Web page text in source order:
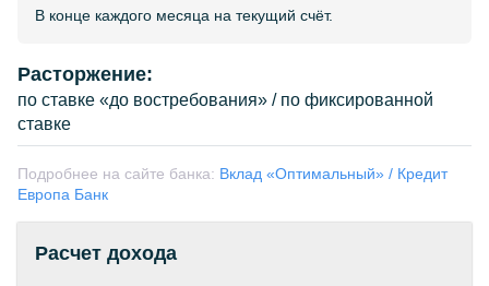
В конце каждого месяца на текущий счёт.
Расторжение:
по ставке «до востребования» / по фиксированной
ставке
Подробнее на сайте банка: Вклад «Оптимальный» / Кредит
Европа Банк
Расчет дохода